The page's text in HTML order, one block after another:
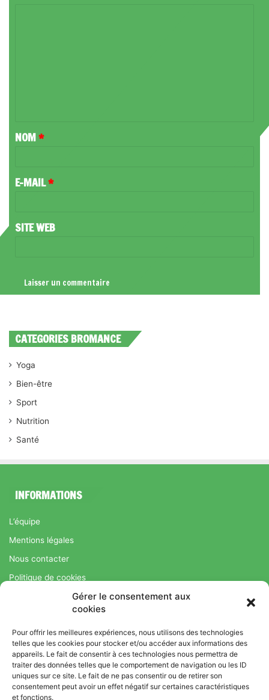
Gérer le consentement aux
cookies
Pour offrir les meilleures expériences, nous utilisons des technologies
telles que les cookies pour stocker et/ou accéder aux informations des
appareils. Le fait de consentir à ces technologies nous permettra de
traiter des données telles que le comportement de navigation ou les ID
uniques sur ce site. Le fait de ne pas consentir ou de retirer son
consentement peut avoir un effet négatif sur certaines caractéristiques
et fonctions.
A
R
NOM*
E-MAIL*
SITE WEB
CATEGORIES BROMANCE
Yoga
Bien-être
Sport
Nutrition
Santé
INFORMATIONS
L’équipe
Mentions légales
Nous contacter
Politique de cookies
Régime Savoir Maigrir.fr : La méthode Jean-Michel Cohen pour
une perte de poids durable
© Copyright 2026, Tous droits réservés |Bromance
Bien-Être : Yoga, Bien-être, Nutrition et Sport
L’équipe